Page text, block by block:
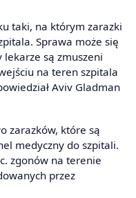
taki, na którym zarazki
Sprawa może się
lekarze są zmuszeni
na teren szpitala
Aviv Gladman
zarazków, które są
medyczny do szpitali.
zgonów na terenie
przez